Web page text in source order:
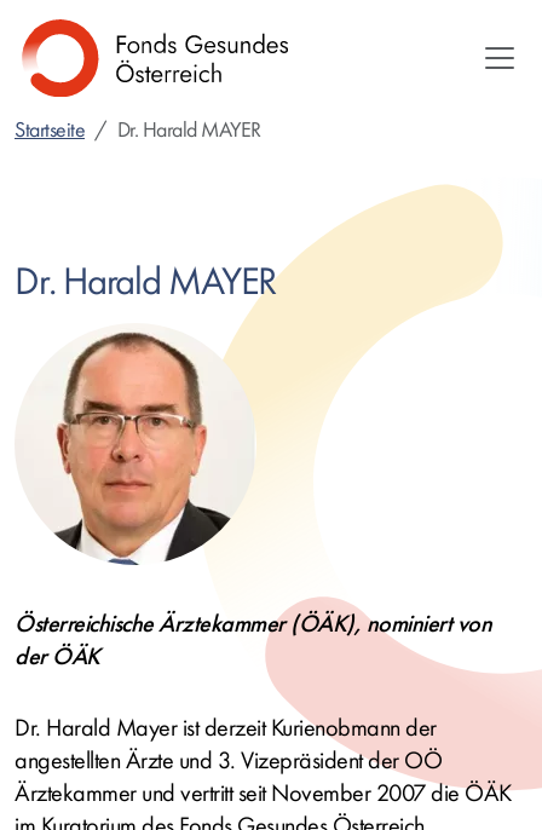
zum
Inhalt
Startseite Dr. Harald MAYER
Dr. Harald MAYER
Österreichische Ärztekammer (ÖÄK), nominiert von
der ÖÄK
Dr. Harald Mayer ist derzeit Kurienobmann der
angestellten Ärzte und 3. Vizepräsident der OÖ
Ärztekammer und vertritt seit November 2007 die ÖÄK